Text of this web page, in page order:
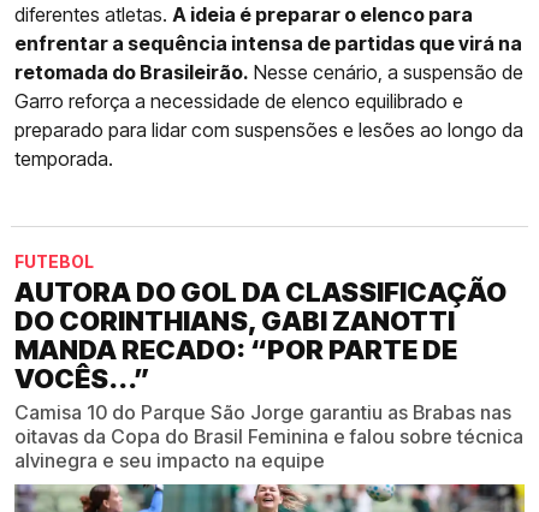
diferentes atletas. A ideia é preparar o elenco para
enfrentar a sequência intensa de partidas que virá na
retomada do Brasileirão. Nesse cenário, a suspensão de
Garro reforça a necessidade de elenco equilibrado e
preparado para lidar com suspensões e lesões ao longo da
temporada.
FUTEBOL
AUTORA DO GOL DA CLASSIFICAÇÃO
DO CORINTHIANS, GABI ZANOTTI
MANDA RECADO: “POR PARTE DE
VOCÊS...”
Camisa 10 do Parque São Jorge garantiu as Brabas nas
oitavas da Copa do Brasil Feminina e falou sobre técnica
alvinegra e seu impacto na equipe